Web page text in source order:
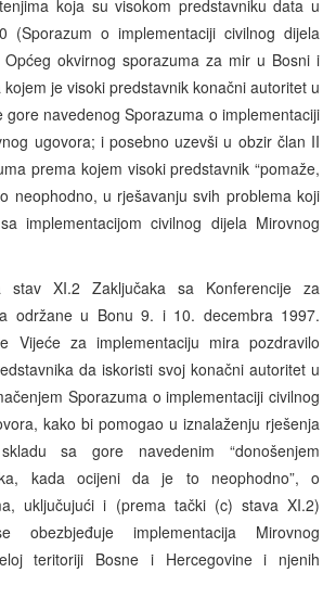
koja su visokom predstavniku data u
(Sporazum o implementaciji civilnog dijela
Općeg okvirnog sporazuma za mir u Bosni i
je visoki predstavnik konačni autoritet u
gore navedenog Sporazuma o implementaciji
ugovora; i posebno uzevši u obzir član II
prema kojem visoki predstavnik “pomaže,
neophodno, u rješavanju svih problema koji
implementacijom civilnog dijela Mirovnog
stav XI.2 Zaključaka sa Konferencije za
održane u Bonu 9. i 10. decembra 1997.
Vijeće za implementaciju mira pozdravilo
da iskoristi svoj konačni autoritet u
Sporazuma o implementaciji civilnog
kako bi pomogao u iznalaženju rješenja
sa gore navedenim “donošenjem
kada ocijeni da je to neophodno”, o
uključujući i (prema tački (c) stava XI.2)
obezbjeđuje implementacija Mirovnog
teritoriji Bosne i Hercegovine i njenih